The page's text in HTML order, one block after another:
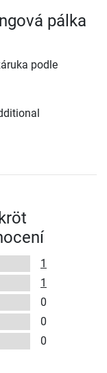
pálka
podle
1
1
0
0
0